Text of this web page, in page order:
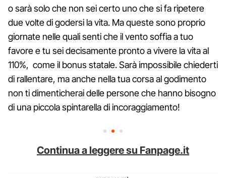
o sarà solo che non sei certo uno che si fa ripetere
due volte di godersi la vita. Ma queste sono proprio
giornate nelle quali senti che il vento soffia a tuo
favore e tu sei decisamente pronto a vivere la vita al
110%, come il bonus statale. Sarà impossibile chiederti
di rallentare, ma anche nella tua corsa al godimento
non ti dimenticherai delle persone che hanno bisogno
di una piccola spintarella di incoraggiamento!
Continua a leggere su Fanpage.it